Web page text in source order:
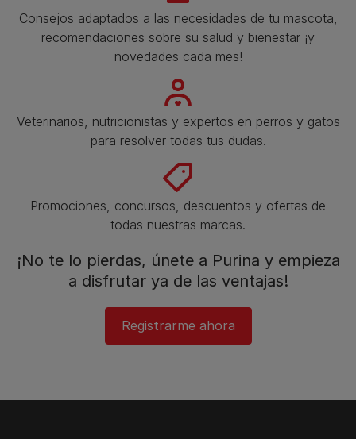
Consejos adaptados a las necesidades de tu mascota,
recomendaciones sobre su salud y bienestar ¡y
novedades cada mes!
Veterinarios, nutricionistas y expertos en perros y gatos
para resolver todas tus dudas.​
Promociones, concursos, descuentos y ofertas de
todas nuestras marcas.​
¡No te lo pierdas, únete a Purina y empieza
a disfrutar ya de las ventajas!​
Registrarme ahora​